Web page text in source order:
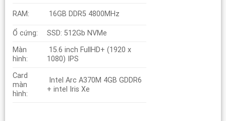
RAM: 16GB DDR5 4800MHz
Ổ cứng:
SSD: 512Gb NVMe
Màn
hình:
15.6 inch FullHD+ (1920 x
1080) IPS
Card
màn
hình:
Intel Arc A370M 4GB GDDR6
+ intel Iris Xe